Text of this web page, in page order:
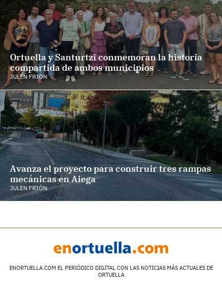
Ortuella y Santurtzi conmemoran la historia
compartida de ambos municipios
JULEN FRIÓN
Avanza el proyecto para construir tres rampas
mecánicas en Aiega
JULEN FRIÓN
ENORTUELLA.COM EL PERIÓDICO DIGITAL CON LAS NOTICIAS MÁS ACTUALES DE
ORTUELLA